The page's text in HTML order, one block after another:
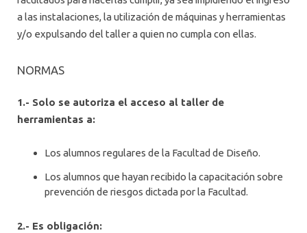
a las instalaciones, la utilización de máquinas y herramientas
y/o expulsando del taller a quien no cumpla con ellas.
NORMAS
1.- Solo se autoriza el acceso al taller de
herramientas a:
Los alumnos regulares de la Facultad de Diseño.
Los alumnos que hayan recibido la capacitación sobre
prevención de riesgos dictada por la Facultad.
2.- Es obligación: